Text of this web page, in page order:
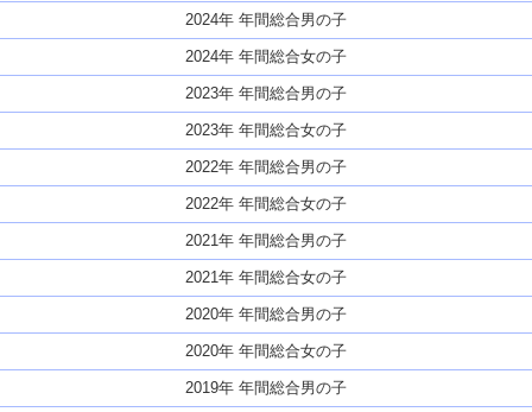
2024年 年間総合男の子
2024年 年間総合女の子
2023年 年間総合男の子
2023年 年間総合女の子
2022年 年間総合男の子
2022年 年間総合女の子
2021年 年間総合男の子
2021年 年間総合女の子
2020年 年間総合男の子
2020年 年間総合女の子
2019年 年間総合男の子